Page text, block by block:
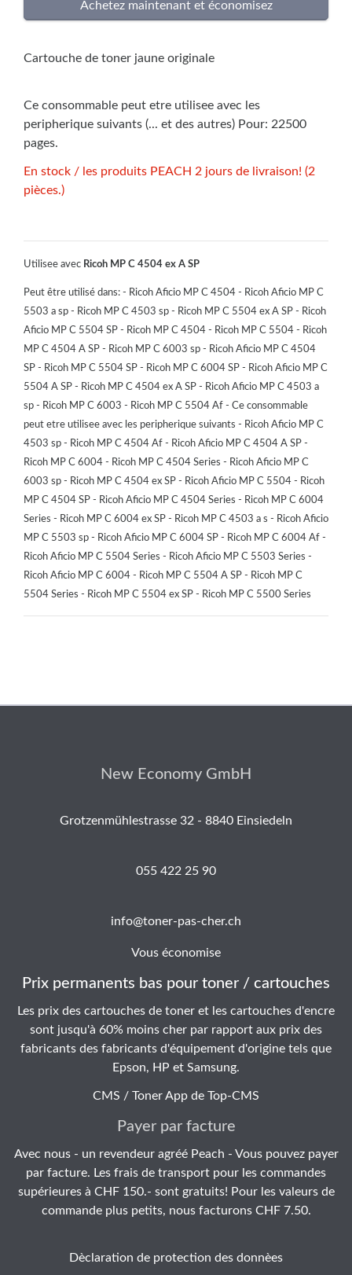
Cartouche de toner jaune originale
Ce consommable peut etre utilisee avec les
peripherique suivants (... et des autres) Pour: 22500
pages.
En stock / les produits PEACH 2 jours de livraison! (2
pièces.)
Utilisee avec Ricoh MP C 4504 ex A SP
Peut être utilisé dans: - Ricoh Aficio MP C 4504 - Ricoh Aficio MP C
5503 a sp - Ricoh MP C 4503 sp - Ricoh MP C 5504 ex A SP - Ricoh
Aficio MP C 5504 SP - Ricoh MP C 4504 - Ricoh MP C 5504 - Ricoh
MP C 4504 A SP - Ricoh MP C 6003 sp - Ricoh Aficio MP C 4504
SP - Ricoh MP C 5504 SP - Ricoh MP C 6004 SP - Ricoh Aficio MP C
5504 A SP - Ricoh MP C 4504 ex A SP - Ricoh Aficio MP C 4503 a
sp - Ricoh MP C 6003 - Ricoh MP C 5504 Af - Ce consommable
peut etre utilisee avec les peripherique suivants - Ricoh Aficio MP C
4503 sp - Ricoh MP C 4504 Af - Ricoh Aficio MP C 4504 A SP -
Ricoh MP C 6004 - Ricoh MP C 4504 Series - Ricoh Aficio MP C
6003 sp - Ricoh MP C 4504 ex SP - Ricoh Aficio MP C 5504 - Ricoh
MP C 4504 SP - Ricoh Aficio MP C 4504 Series - Ricoh MP C 6004
Series - Ricoh MP C 6004 ex SP - Ricoh MP C 4503 a s - Ricoh Aficio
MP C 5503 sp - Ricoh Aficio MP C 6004 SP - Ricoh MP C 6004 Af -
Ricoh Aficio MP C 5504 Series - Ricoh Aficio MP C 5503 Series -
Ricoh Aficio MP C 6004 - Ricoh MP C 5504 A SP - Ricoh MP C
5504 Series - Ricoh MP C 5504 ex SP - Ricoh MP C 5500 Series
New Economy GmbH
Grotzenmühlestrasse 32 - 8840 Einsiedeln
055 422 25 90
info@toner-pas-cher.ch
Vous économise
Prix permanents bas pour toner / cartouches
Les prix des cartouches de toner et les cartouches d'encre
sont jusqu'à 60% moins cher par rapport aux prix des
fabricants des fabricants d'équipement d'origine tels que
Epson, HP et Samsung.
CMS / Toner App de Top-CMS
Payer par facture
Avec nous - un revendeur agréé Peach - Vous pouvez payer
par facture. Les frais de transport pour les commandes
supérieures à CHF 150.- sont gratuits! Pour les valeurs de
commande plus petits, nous facturons CHF 7.50.
Dèclaration de protection des donnèes